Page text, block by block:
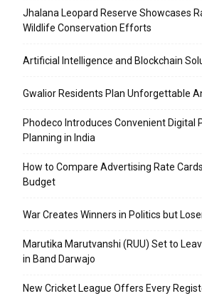
Jhalana Leopard Reserve Showcases
Wildlife Conservation Efforts
Artificial Intelligence and Blockchain
Gwalior Residents Plan Unforgettable
Phodeco Introduces Convenient Digital
Planning in India
How to Compare Advertising Rate
Budget
War Creates Winners in Politics but
Marutika Marutvanshi (RUU) Set to
in Band Darwajo
New Cricket League Offers Every